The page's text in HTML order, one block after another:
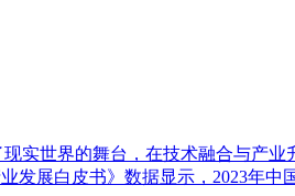
实世界的舞台，在技术融合与产
发展白皮书》数据显示，2023年中